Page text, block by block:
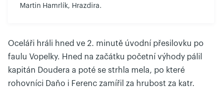
Martin Hamrlík, Hrazdira.
Oceláři hráli hned ve 2. minutě úvodní přesilovku po
faulu Vopelky. Hned na začátku početní výhody pálil
kapitán Doudera a poté se strhla mela, po které
rohovníci Daňo i Ferenc zamířil za hrubost za katr.